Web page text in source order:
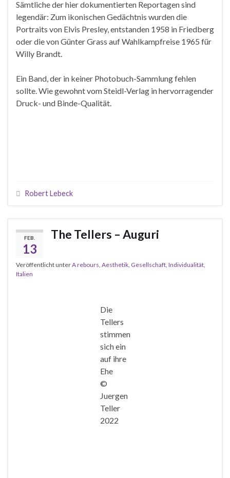
Sämtliche der hier dokumentierten Reportagen sind
legendär: Zum ikonischen Gedächtnis wurden die
Portraits von Elvis Presley, entstanden 1958 in Friedberg
oder die von Günter Grass auf Wahlkampfreise 1965 für
Willy Brandt.
Ein Band, der in keiner Photobuch-Sammlung fehlen
sollte. Wie gewohnt vom Steidl-Verlag in hervorragender
Druck- und Binde-Qualität.
Robert Lebeck
FEB.
13
The Tellers – Auguri
Veröffentlicht unterA rebours Aesthetik Gesellschaft Individualität
Italien
Die
Tellers
stimmen
sich ein
auf ihre
Ehe
©
Juergen
Teller
2022